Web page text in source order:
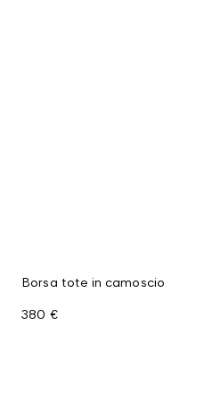
Borsa tote in camoscio
380 €